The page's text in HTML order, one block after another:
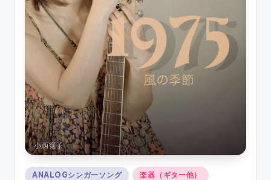
Posted
ANALOGシンガーソング 楽器（ギター他）